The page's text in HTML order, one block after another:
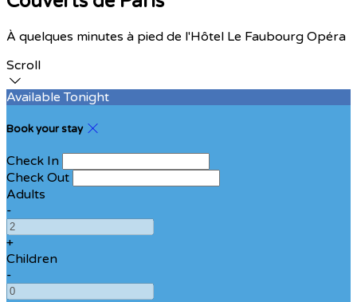
À quelques minutes à pied de l'Hôtel Le Faubourg Opéra
Scroll
Available Tonight
Book your stay
Check In
Check Out
Adults
-
+
Children
-